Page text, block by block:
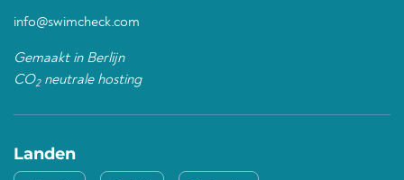
info@swimcheck.com
Gemaakt in Berlijn
CO2neutrale hosting
Landen